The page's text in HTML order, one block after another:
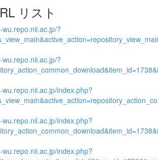
リスト
?
?
index.php?
index.php?
index.php?